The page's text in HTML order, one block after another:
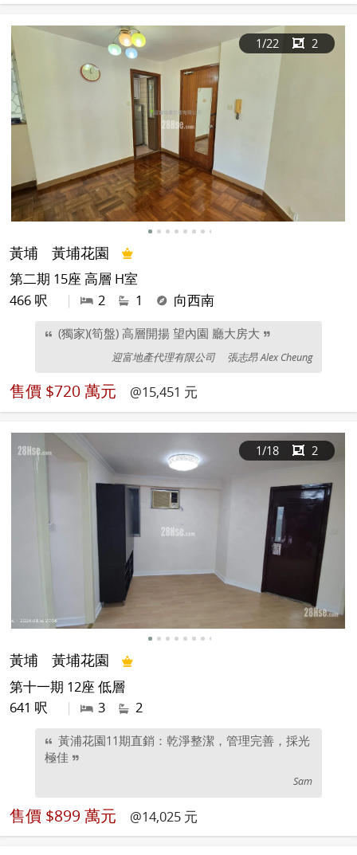
1/22 2
黃埔 黃埔花園
第二期 15座 高層 H室
466 呎
| 2 1 向西南
(獨家)(筍盤) 高層開揚 望內園 廳大房大
迎富地產代理有限公司 張志昂 Alex Cheung
售價 $720 萬元 @15,451 元
1/18 2
黃埔 黃埔花園
第十一期 12座 低層
641 呎
| 3 2
黃浦花園11期直銷：乾淨整潔，管理完善，採光
極佳
Sam
售價 $899 萬元 @14,025 元